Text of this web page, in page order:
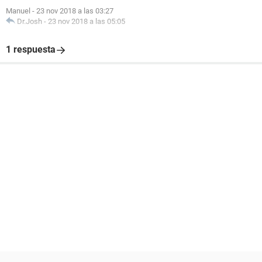
Manuel - 23 nov 2018 a las 03:27
Dr.Josh - 23 nov 2018 a las 05:05
1 respuesta